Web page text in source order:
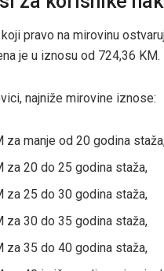
pravo na mirovinu
je u iznosu od 724,36 KM.
najniže mirovine iznose:
za manje od 20 godina
za 20 do 25 godina staža,
za 25 do 30 godina staža,
za 30 do 35 godina staža,
za 35 do 40 godina staža,